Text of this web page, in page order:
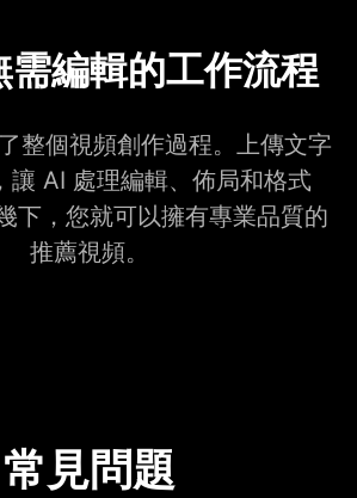
需編輯的工作流程
整個視頻創作過程。上傳文字
讓 AI 處理編輯、佈局和格式
下，您就可以擁有專業品質的
推薦視頻。
常見問題